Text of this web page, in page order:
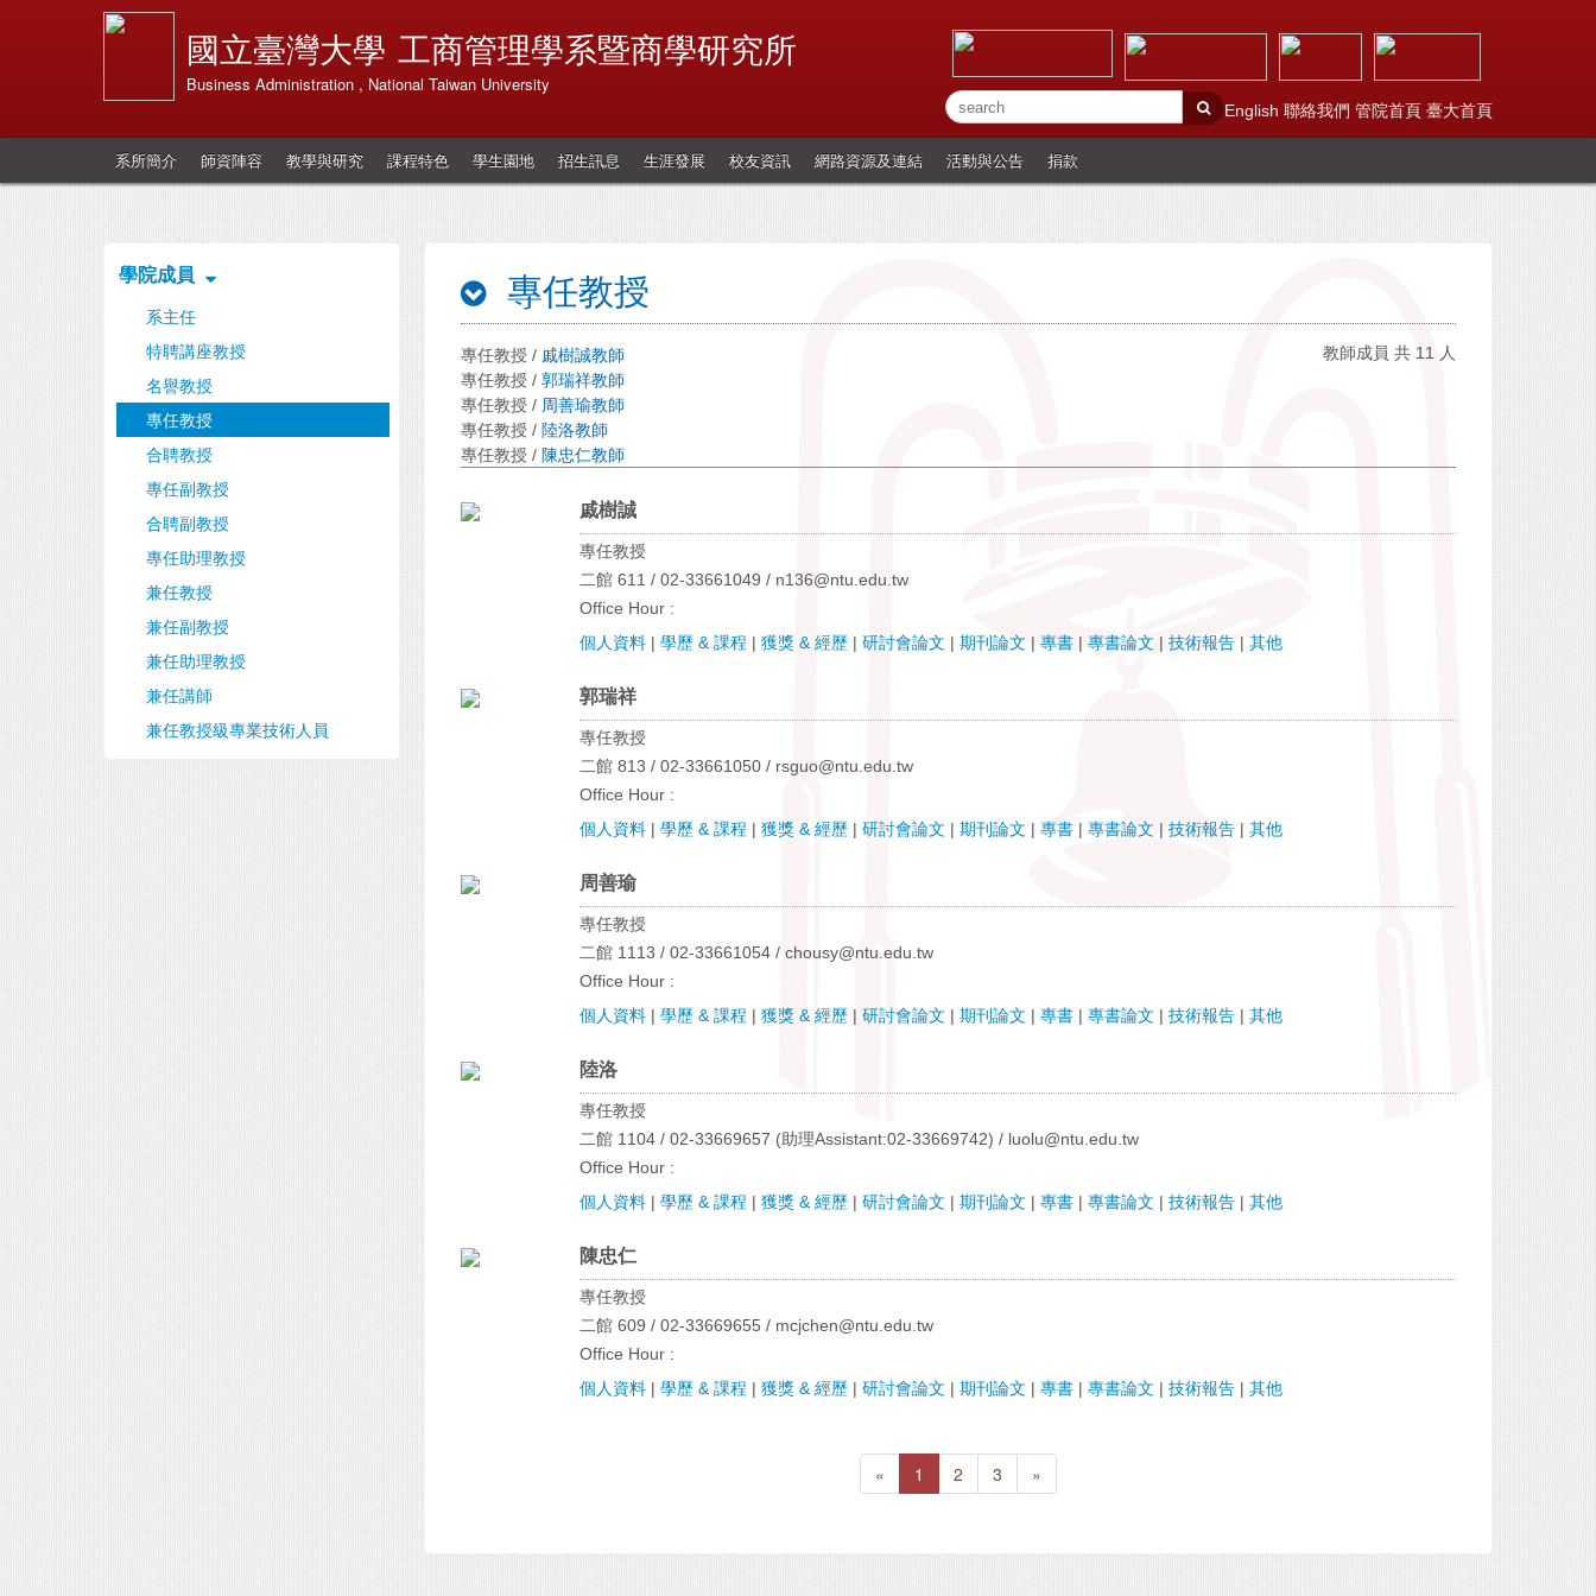
國立臺灣大學 工商管理學系暨商學研究所
Business Administration , National Taiwan University
English 聯絡我們 管院首頁 臺大首頁
系所簡介 師資陣容 教學與研究 課程特色 學生園地 招生訊息 生涯發展 校友資訊 網路資源及連結 活動與公告 捐款
學院成員
系主任
特聘講座教授
名譽教授
專任教授
合聘教授
專任副教授
合聘副教授
專任助理教授
兼任教授
兼任副教授
兼任助理教授
兼任講師
兼任教授級專業技術人員
專任教授
專任教授 / 戚樹誠教師
專任教授 / 郭瑞祥教師
專任教授 / 周善瑜教師
專任教授 / 陸洛教師
專任教授 / 陳忠仁教師
教師成員 共 11 人
戚樹誠
專任教授
二館 611 / 02-33661049 / n136@ntu.edu.tw
Office Hour :
個人資料 | 學歷 & 課程 | 獲獎 & 經歷 | 研討會論文 | 期刊論文 | 專書 | 專書論文 | 技術報告 | 其他
郭瑞祥
專任教授
二館 813 / 02-33661050 / rsguo@ntu.edu.tw
Office Hour :
個人資料 | 學歷 & 課程 | 獲獎 & 經歷 | 研討會論文 | 期刊論文 | 專書 | 專書論文 | 技術報告 | 其他
周善瑜
專任教授
二館 1113 / 02-33661054 / chousy@ntu.edu.tw
Office Hour :
個人資料 | 學歷 & 課程 | 獲獎 & 經歷 | 研討會論文 | 期刊論文 | 專書 | 專書論文 | 技術報告 | 其他
陸洛
專任教授
二館 1104 / 02-33669657 (助理Assistant:02-33669742) / luolu@ntu.edu.tw
Office Hour :
個人資料 | 學歷 & 課程 | 獲獎 & 經歷 | 研討會論文 | 期刊論文 | 專書 | 專書論文 | 技術報告 | 其他
陳忠仁
專任教授
二館 609 / 02-33669655 / mcjchen@ntu.edu.tw
Office Hour :
個人資料 | 學歷 & 課程 | 獲獎 & 經歷 | 研討會論文 | 期刊論文 | 專書 | 專書論文 | 技術報告 | 其他
« 1 2 3 »